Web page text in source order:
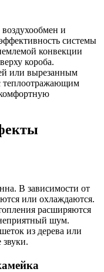
и
системы
конвекции
короба.
или вырезанным
теплоотражающим
В зависимости от
или охлаждаются.
расширяются
шум.
из дерева или